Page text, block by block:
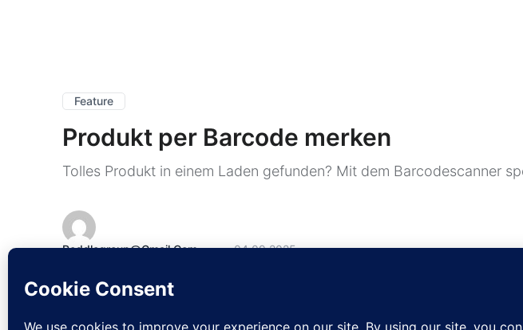
Feature
Produkt per Barcode merken
Tolles Produkt in einem Laden gefunden? Mit dem Barcodescanner
Reddlegroup@gmail.com 04.09.2025